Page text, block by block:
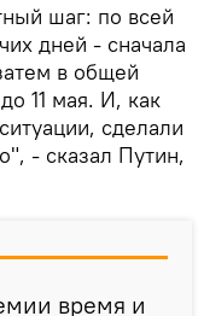
шаг: по всей
дней - сначала
в общей
11 мая. И, как
сделали
- сказал Путин,
время и